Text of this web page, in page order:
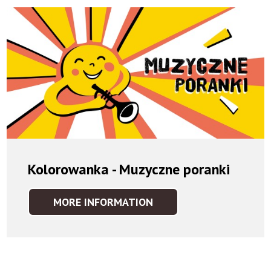
MUZYCZNE
PORANKI
Kolorowanka - Muzyczne poranki
MORE INFORMATION
IDEA
KOLOROWANKA